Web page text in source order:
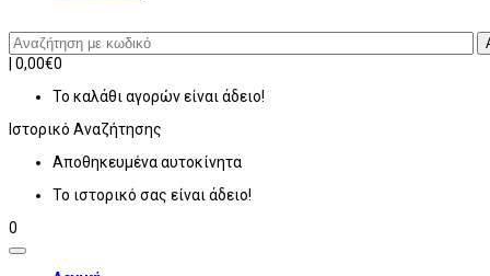
0,00€0
Το καλάθι αγορών είναι άδειο!
Ιστορικό Αναζήτησης
Αποθηκευμένα αυτοκίνητα
Το ιστορικό σας είναι άδειο!
0